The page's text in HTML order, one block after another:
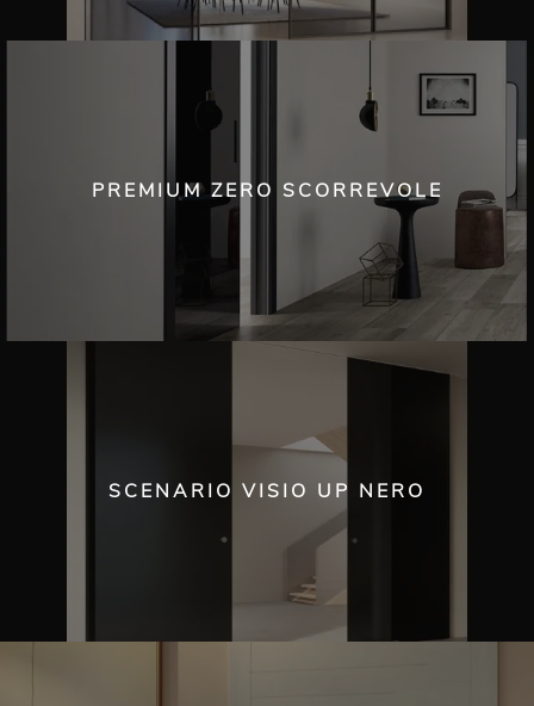
PREMIUM ZERO SCORREVOLE
SCENARIO VISIO UP NERO